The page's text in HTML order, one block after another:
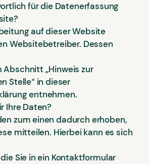
für die Datenerfassung
auf dieser Website
Websitebetreiber. Dessen
Abschnitt „Hinweis zur
Stelle“ in dieser
entnehmen.
Ihre Daten?
zum einen dadurch erhoben,
mitteilen. Hierbei kann es sich
Sie in ein Kontaktformular